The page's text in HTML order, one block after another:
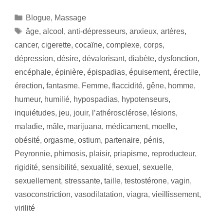
Blogue, Massage
âge, alcool , anti-dépresseurs, anxieux, artères,
cancer, cigerette, cocaïne, complexe, corps,
dépression, désire, dévalorisant, diabète, dysfonction,
encéphale, épinière, épispadias, épuisement, érectile,
érection, fantasme, Femme, flaccidité, gêne, homme,
humeur, humilié, hypospadias, hypotenseurs,
inquiétudes, jeu, jouir, l’athérosclérose, lésions,
maladie, mâle, marijuana, médicament, moelle,
obésité, orgasme, ostium, partenaire, pénis,
Peyronnie, phimosis, plaisir, priapisme, reproducteur,
rigidité, sensibilité, sexualité, sexuel , sexuelle,
sexuellement, stressante, taille, testostérone, vagin,
vasoconstriction, vasodilatation, viagra, vieillissement,
virilité